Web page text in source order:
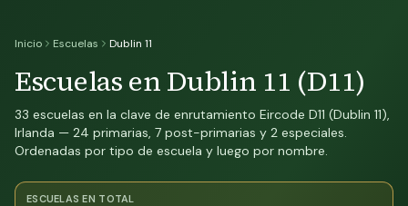
Inicio Escuelas Dublin 11
Escuelas en Dublin 11 (D11)
33 escuelas en la clave de enrutamiento Eircode D11 (Dublin 11),
Irlanda — 24 primarias, 7 post-primarias y 2 especiales.
Ordenadas por tipo de escuela y luego por nombre.
ESCUELAS EN TOTAL